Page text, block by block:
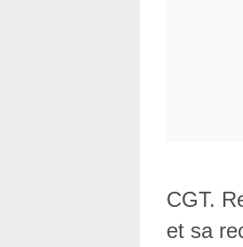
CGT.
et sa